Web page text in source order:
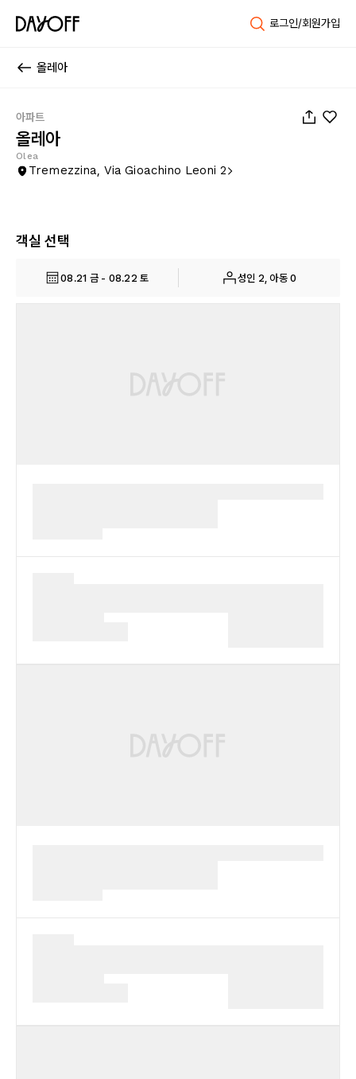
로그인/회원가입
올레아
아파트
올레아
Olea
Tremezzina, Via Gioachino Leoni 2
객실 선택
08.21 금 - 08.22 토 성인 2, 아동 0